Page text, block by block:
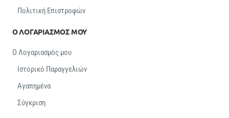
Πολιτική Επιστροφών
Ο ΛΟΓΑΡΙΑΣΜΟΣ ΜΟΥ
Ο Λογαριασμός μου
Ιστορικό Παραγγελιών
Αγαπημένα
Σύγκριση